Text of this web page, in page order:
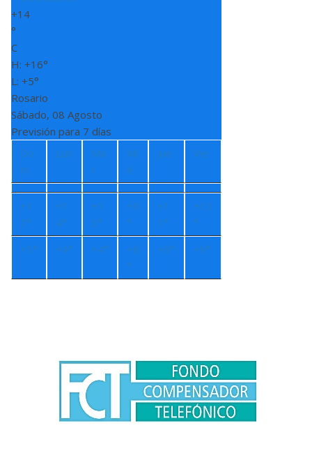
+14
°
C
H: +16°
L: +5°
Rosario
Sábado, 08 Agosto
Previsión para 7 días
Do
m
Lun
Ma
r
Mi
é
Jue Vie
+1
7°
+1
4°
+1
3°
+9
°
+1
1°
+13
°
+5° +4° +4° +8
°
+9° +9°